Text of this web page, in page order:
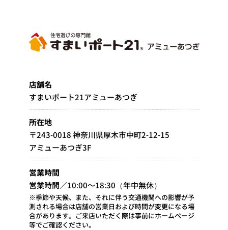
店舗名
すまいポート21アミューあつぎ
所在地
〒243-0018 神奈川県厚木市中町2-12-15
アミューあつぎ3F
営業時間
営業時間／10:00～18:30（年中無休）
※季節や天候、また、それに伴う交通機関への影響が予
測される場合は店舗の営業日および時間が変更になる場
合があります。ご来店いただく際は事前にホームページ
等でご確認ください。